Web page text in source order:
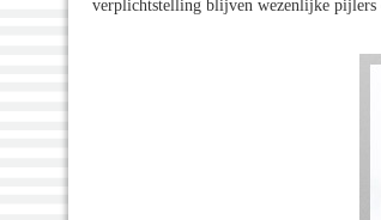
verplichtstelling blijven wezenlijke pijlers